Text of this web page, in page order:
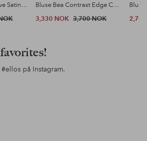
Bluse Cleo Puff-Sleeve Satin Blouse
Bluse Bea Contrast Edge Chiffon Blouse
3,330 NOK 3,700 NOK
Bluse
#ellos på Instagram.